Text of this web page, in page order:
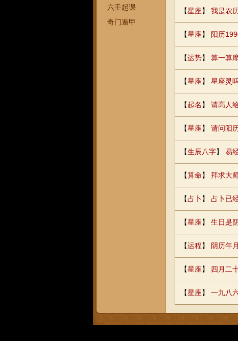
六壬起课
奇门遁甲
【星座】 我是农
【星座】 阳历
【运势】 算一算
【星座】 星座灵
【起名 】 请高人
【星座】 请问阳
【生辰八字】 易
【算命】 拜求大
【占卜 】 占卜已
【星座】 生日是
【运程】 阴历年
【星座】 四月二
【星座】 一九八